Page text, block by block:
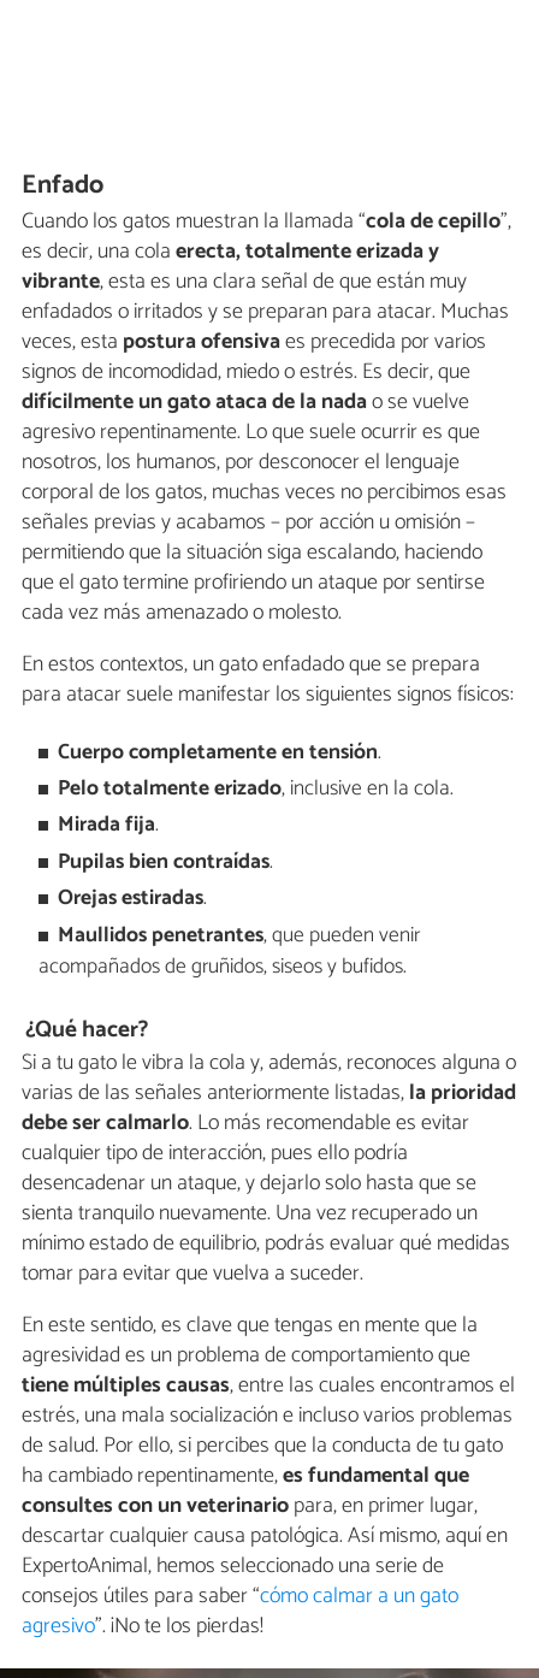
Enfado
Cuando los gatos muestran la llamada “cola de cepillo”,
es decir, una colaerecta, totalmente erizada y
vibrante, esta es una clara señal de que están muy
enfadados o irritados y se preparan para atacar. Muchas
veces, esta postura ofensivaes precedida por varios
signos de incomodidad, miedo o estrés. Es decir, que
difícilmente un gato ataca de la nadao se vuelve
agresivo repentinamente. Lo que suele ocurrir es que
nosotros, los humanos, por desconocer el lenguaje
corporal de los gatos, muchas veces no percibimos esas
señales previas y acabamos – por acción u omisión –
permitiendo que la situación siga escalando, haciendo
que el gato termine profiriendo un ataque por sentirse
cada vez más amenazado o molesto.
En estos contextos, un gato enfadado que se prepara
para atacar suele manifestar los siguientes signos físicos:
Cuerpo completamente en tensión.
Pelo totalmente erizado, inclusive en la cola.
Mirada fija.
Pupilas bien contraídas.
Orejas estiradas.
Maullidos penetrantes, que pueden venir
acompañados de gruñidos, siseos y bufidos.
¿Qué hacer?
Si a tu gato le vibra la cola y, además, reconoces alguna o
varias de las señales anteriormente listadas,la prioridad
debe ser calmarlo. Lo más recomendable es evitar
cualquier tipo de interacción, pues ello podría
desencadenar un ataque, y dejarlo solo hasta que se
sienta tranquilo nuevamente. Una vez recuperado un
mínimo estado de equilibrio, podrás evaluar qué medidas
tomar para evitar que vuelva a suceder.
En este sentido, es clave que tengas en mente que la
agresividad es un problema de comportamiento que
tiene múltiples causas, entre las cuales encontramos el
estrés, una mala socialización e incluso varios problemas
de salud. Por ello, si percibes que la conducta de tu gato
ha cambiado repentinamente,es fundamental que
consultes con un veterinariopara, en primer lugar,
descartar cualquier causa patológica. Así mismo, aquí en
ExpertoAnimal, hemos seleccionado una serie de
consejos útiles para saber “cómo calmar a un gato
agresivo”. ¡No te los pierdas!